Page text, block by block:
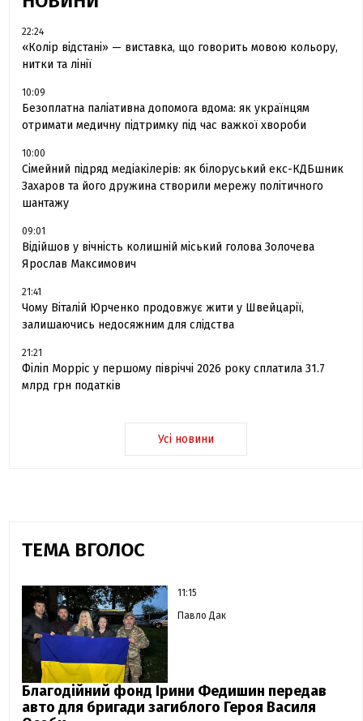
22:24
«Колір відстані» — виставка, що говорить мовою кольору,
нитки та лінії
10:09
Безоплатна паліативна допомога вдома: як українцям
отримати медичну підтримку під час важкої хвороби
10:00
Сімейний підряд медіакілерів: як білоруський екс-КДБшник
Захаров та його дружина створили мережу політичного
шантажу
09:01
Відійшов у вічність колишній міський голова Золочева
Ярослав Максимович
21:41
Чому Віталій Юрченко продовжує жити у Швейцарії,
залишаючись недосяжним для слідства
21:21
Філіп Морріс у першому півріччі 2026 року сплатила 31.7
млрд грн податків
Усі новини
ТЕМА ВГОЛОС
11:15
Павло Дак
Благодійний фонд Ірини Федишин передав
авто для бригади загиблого Героя Василя